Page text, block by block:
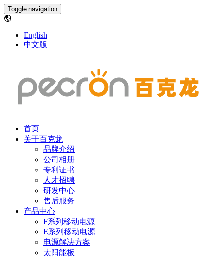
Toggle navigation
English
中文版
首页
关于百克龙
品牌介绍
公司相册
专利证书
人才招聘
研发中心
售后服务
产品中心
F系列移动电源
E系列移动电源
电源解决方案
太阳能板